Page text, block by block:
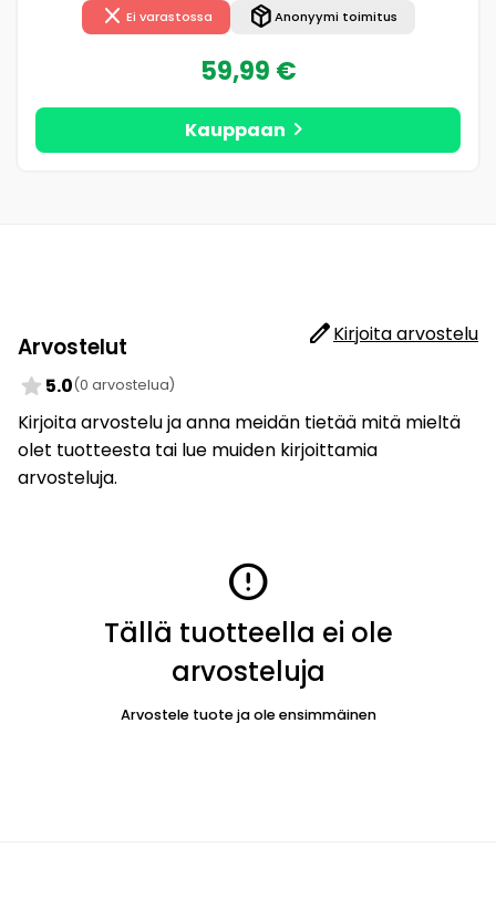
close Ei varastossa package_2Anonyymi toimitus
59,99 €
Kauppaan chevron_right
Arvostelut editKirjoita arvostelu
star 5.0(0 arvostelua)
Kirjoita arvostelu ja anna meidän tietää mitä mieltä
olet tuotteesta tai lue muiden kirjoittamia
arvosteluja.
error
Tällä tuotteella ei ole
arvosteluja
Arvostele tuote ja ole ensimmäinen